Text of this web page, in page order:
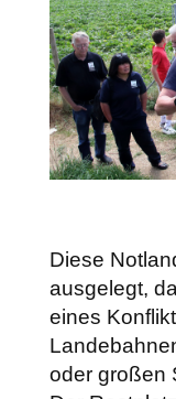
Diese
ausgelegt,
eines
oder großen